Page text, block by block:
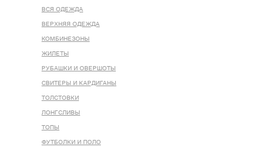
ВСЯ ОДЕЖДА
ВЕРХНЯЯ ОДЕЖДА
КОМБИНЕЗОНЫ
ЖИЛЕТЫ
РУБАШКИ И ОВЕРШОТЫ
СВИТЕРЫ И КАРДИГАНЫ
ТОЛСТОВКИ
ЛОНГСЛИВЫ
ТОПЫ
ФУТБОЛКИ И ПОЛО